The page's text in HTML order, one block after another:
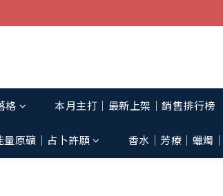
點
格 本月主打│最新上架│銷售排行榜
量原礦│占卜許願 香水│芳療│蠟燭